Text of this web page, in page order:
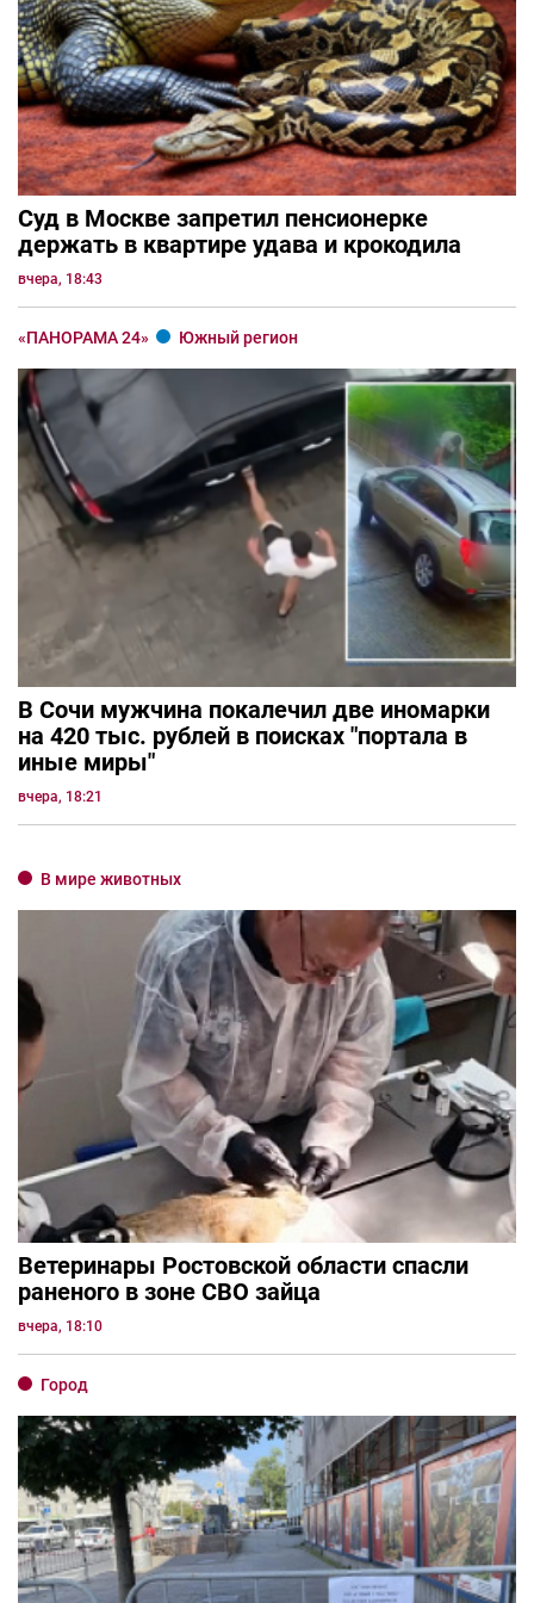
Суд в Москве запретил пенсионерке
держать в квартире удава и крокодила
вчера, 18:43
«ПАНОРАМА 24» Южный регион
В Сочи мужчина покалечил две иномарки
на 420 тыс. рублей в поисках "портала в
иные миры"
вчера, 18:21
В мире животных
Ветеринары Ростовской области спасли
раненого в зоне СВО зайца
вчера, 18:10
Город